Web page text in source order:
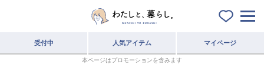
受付中 人気アイテム マイページ
本ページはプロモーションを含みます